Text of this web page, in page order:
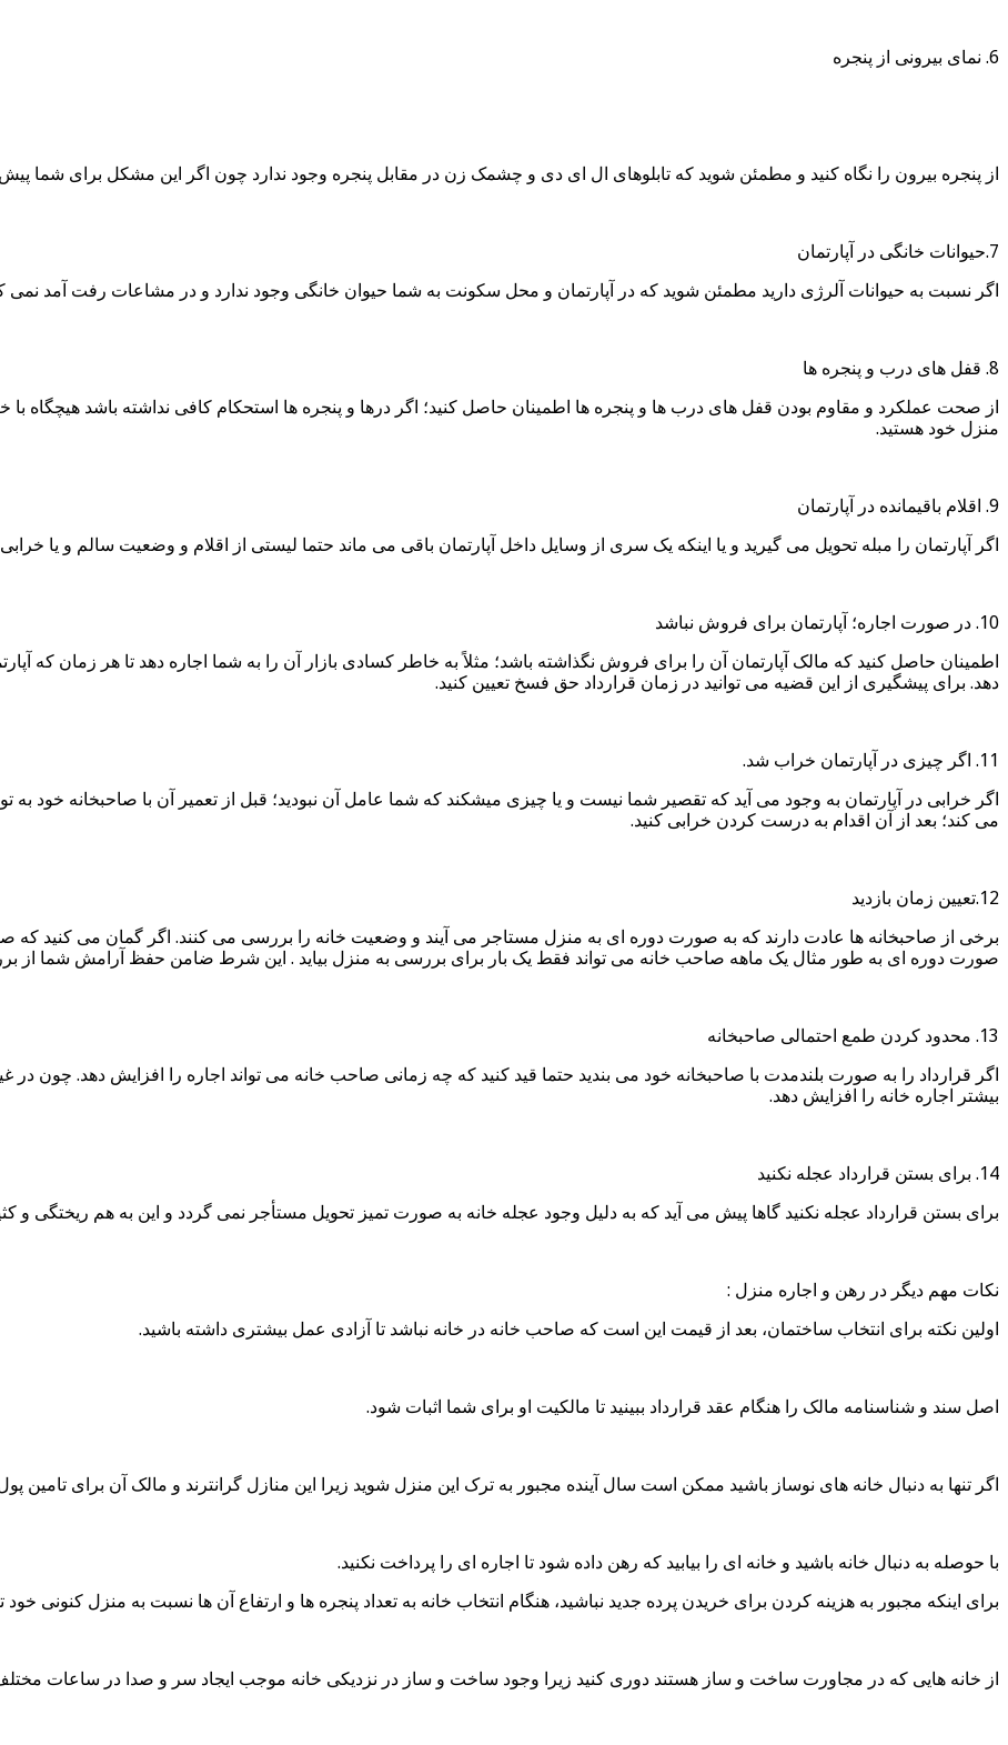
6. نمای بیرونی از پنجره
از پنجره بیرون را نگاه کنید و مطمئن شوید که تابلوهای ال ای دی و چشمک زن در مقابل پنجره وجود ندارد چون اگر این مشکل برای شما پیش
7.حیوانات خانگی در آپارتمان
اگر نسبت به حیوانات آلرژی دارید مطمئن شوید که در آپارتمان و محل سکونت به شما حیوان خانگی وجود ندارد و در مشاعات رفت آمد نمی
8. قفل های درب و پنجره ها
از صحت عملکرد و مقاوم بودن قفل های درب ها و پنجره ها اطمینان حاصل کنید؛ اگر درها و پنجره ها استحکام کافی نداشته باشد هیچگاه
منزل خود هستید.
9. اقلام باقیمانده در آپارتمان
اگر آپارتمان را مبله تحویل می گیرید و یا اینکه یک سری از وسایل داخل آپارتمان باقی می ماند حتما لیستی از اقلام و وضعیت سالم و یا خرابی
10. در صورت اجاره؛ آپارتمان برای فروش نباشد
اطمینان حاصل کنید که مالک آپارتمان آن را برای فروش نگذاشته باشد؛ مثلاً به خاطر کسادی بازار آن را به شما اجاره دهد تا هر زمان که
دهد. برای پیشگیری از این قضیه می توانید در زمان قرارداد حق فسخ تعیین کنید.
11. اگر چیزی در آپارتمان خراب شد.
اگر خرابی در آپارتمان به وجود می آید که تقصیر شما نیست و یا چیزی میشکند که شما عامل آن نبودید؛ قبل از تعمیر آن با صاحبخانه خود به
می کند؛ بعد از آن اقدام به درست کردن خرابی کنید.
12.تعیین زمان بازدید
برخی از صاحبخانه ها عادت دارند که به صورت دوره ای به منزل مستاجر می آیند و وضعیت خانه را بررسی می کنند. اگر گمان می کنید که
صورت دوره ای به طور مثال یک ماهه صاحب خانه می تواند فقط یک بار برای بررسی به منزل بیاید . این شرط ضامن حفظ آرامش شما
13. محدود کردن طمع احتمالی صاحبخانه
اگر قرارداد را به صورت بلندمدت با صاحبخانه خود می بندید حتما قید کنید که چه زمانی صاحب خانه می تواند اجاره را افزایش دهد. چون
بیشتر اجاره خانه را افزایش دهد.
14. برای بستن قرارداد عجله نکنید
برای بستن قرارداد عجله نکنید گاها پیش می آید که به دلیل وجود عجله خانه به صورت تمیز تحویل مستأجر نمی گردد و این به هم ریختگی و
نکات مهم دیگر در رهن و اجاره منزل :
اولین نکته برای انتخاب ساختمان، بعد از قیمت این است که صاحب خانه در خانه نباشد تا آزادی عمل بیشتری داشته باشید.
اصل سند و شناسنامه مالک را هنگام عقد قرارداد ببینید تا مالکیت او برای شما اثبات شود.
اگر تنها به دنبال خانه های نوساز باشید ممکن است سال آینده مجبور به ترک این منزل شوید زیرا این منازل گرانترند و مالک آن برای تامین
با حوصله به دنبال خانه باشید و خانه ای را بیابید که رهن داده شود تا اجاره ای را پرداخت نکنید.
برای اینکه مجبور به هزینه کردن برای خریدن پرده جدید نباشید، هنگام انتخاب خانه به تعداد پنجره ها و ارتفاع آن ها نسبت به منزل کنونی خود
از خانه هایی که در مجاورت ساخت و ساز هستند دوری کنید زیرا وجود ساخت و ساز در نزدیکی خانه موجب ایجاد سر و صدا در ساعات